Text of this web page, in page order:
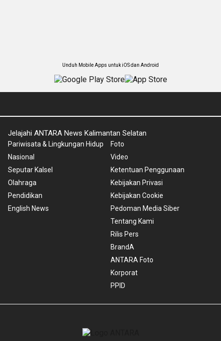
Unduh Mobile Apps untuk iOS dan Android
Jelajahi ANTARA News Kalimantan Selatan
Pariwisata & Lingkungan Hidup
Nasional
Seputar Kalsel
Olahraga
Pendidikan
English News
Foto
Video
Ketentuan Penggunaan
Kebijakan Privasi
Kebijakan Cookie
Pedoman Media Siber
Tentang Kami
Rilis Pers
BrandA
ANTARA Foto
Korporat
PPID